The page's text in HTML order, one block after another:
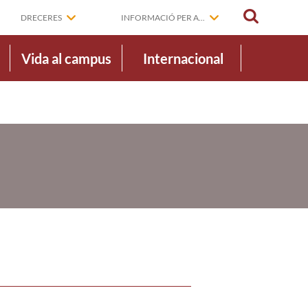
DRECERES INFORMACIÓ PER A...
Vida al campus Internacional